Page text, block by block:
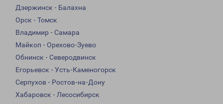
Дзержинск - Балахна
Орск - Томск
Владимир - Самара
Майкоп - Орехово-Зуево
Обнинск - Северодвинск
Егорьевск - Усть-Каменогорск
Серпухов - Ростов-на-Дону
Хабаровск - Лесосибирск